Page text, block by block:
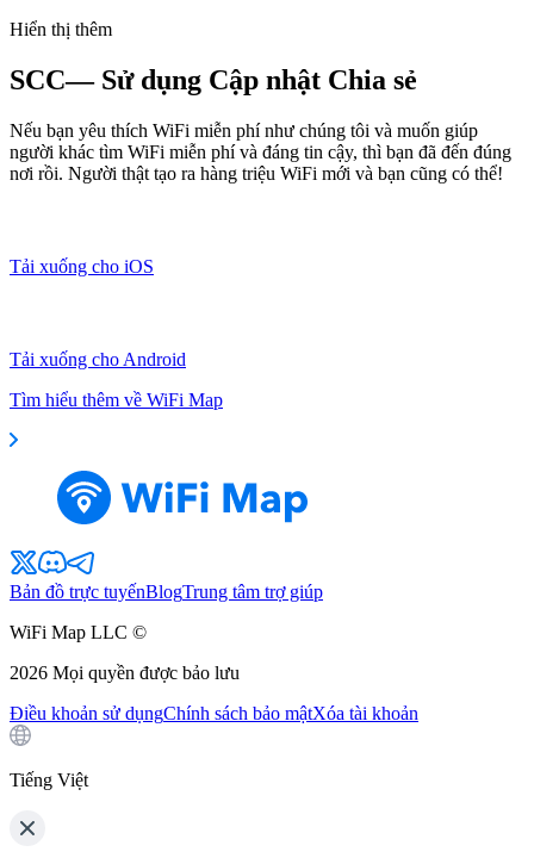
Hiển thị thêm
SCC— Sử dụng Cập nhật Chia sẻ
Nếu bạn yêu thích WiFi miễn phí như chúng tôi và muốn giúp
người khác tìm WiFi miễn phí và đáng tin cậy, thì bạn đã đến đúng
nơi rồi. Người thật tạo ra hàng triệu WiFi mới và bạn cũng có thể!
Tải xuống cho iOS
Tải xuống cho Android
Tìm hiểu thêm về WiFi Map
Bản đồ trực tuyếnBlogTrung tâm trợ giúp
WiFi Map LLC ©
2026 Mọi quyền được bảo lưu
Điều khoản sử dụngChính sách bảo mậtXóa tài khoản
Tiếng Việt